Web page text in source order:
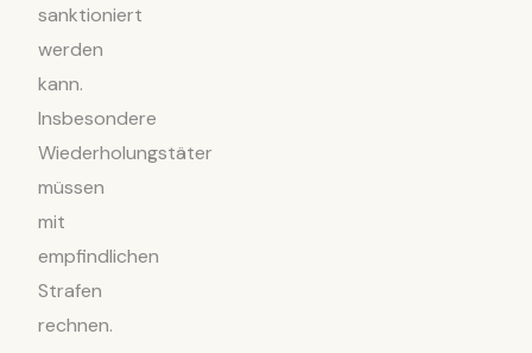
sanktioniert
werden
kann.
Insbesondere
Wiederholungstäter
müssen
mit
empfindlichen
Strafen
rechnen.